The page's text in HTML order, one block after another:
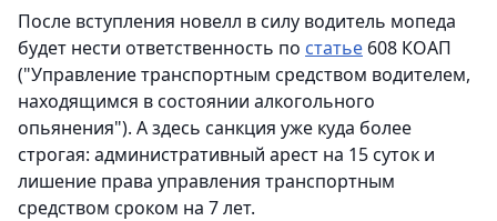
После вступления новелл в силу водитель мопеда
будет нести ответственность по статье 608 КОАП
("Управление транспортным средством водителем,
находящимся в состоянии алкогольного
опьянения"). А здесь санкция уже куда более
строгая: административный арест на 15 суток и
лишение права управления транспортным
средством сроком на 7 лет.